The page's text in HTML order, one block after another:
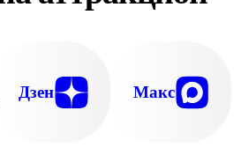
Дзен Макс